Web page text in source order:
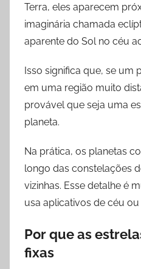
Terra, eles aparecem
imaginária chamada
aparente do Sol no céu
Isso significa que, se um
em uma região muito
provável que seja uma
planeta.
Na prática, os planetas
longo das constelações
vizinhas. Esse detalhe é
usa aplicativos de céu
Por que as
fixas